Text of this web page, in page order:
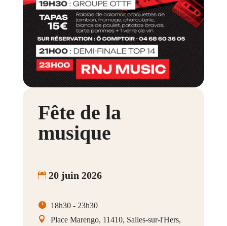
Fête de la
musique
20 juin 2026
18h30 - 23h30
Place Marengo, 11410, Salles-sur-l'Hers,